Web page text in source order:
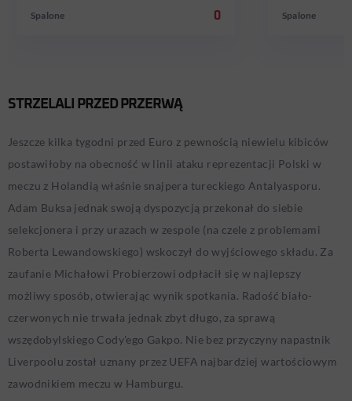
Spalone 0 Spalone
STRZELALI PRZED PRZERWĄ
Jeszcze kilka tygodni przed Euro z pewnością niewielu kibiców
postawiłoby na obecność w linii ataku reprezentacji Polski w
meczu z Holandią właśnie snajpera tureckiego Antalyasporu.
Adam Buksa jednak swoją dyspozycją przekonał do siebie
selekcjonera i przy urazach w zespole (na czele z problemami
Roberta Lewandowskiego) wskoczył do wyjściowego składu. Za
zaufanie Michałowi Probierzowi odpłacił się w najlepszy
możliwy sposób, otwierając wynik spotkania. Radość biało-
czerwonych nie trwała jednak zbyt długo, za sprawą
wszędobylskiego Cody'ego Gakpo. Nie bez przyczyny napastnik
Liverpoolu został uznany przez UEFA najbardziej wartościowym
zawodnikiem meczu w Hamburgu.